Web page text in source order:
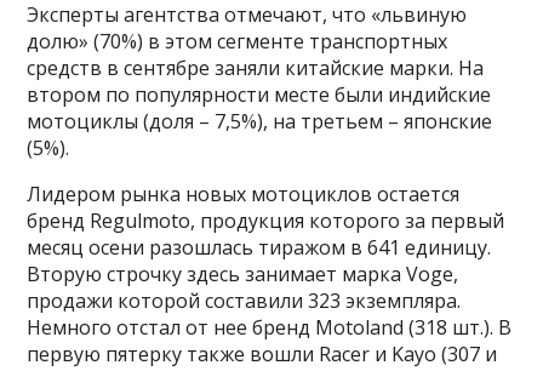
Эксперты агентства отмечают, что «львиную
долю» (70%) в этом сегменте транспортных
средств в сентябре заняли китайские марки. На
втором по популярности месте были индийские
мотоциклы (доля – 7,5%), на третьем – японские
(5%).
Лидером рынка новых мотоциклов остается
бренд Regulmoto, продукция которого за первый
месяц осени разошлась тиражом в 641 единицу.
Вторую строчку здесь занимает марка Voge,
продажи которой составили 323 экземпляра.
Немного отстал от нее бренд Motoland (318 шт.). В
первую пятерку также вошли Racer и Kayo (307 и